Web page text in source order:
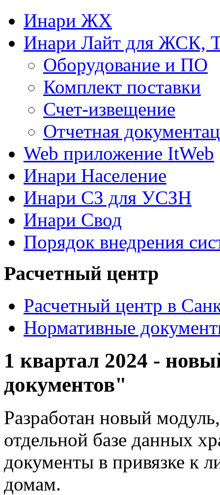
Инари ЖХ
Инари Лайт для
Оборудование и ПО
Комплект поставки
Счет-извещение
Отчетная
Web приложение ItWeb
Инари Население
Инари СЗ для УСЗН
Инари Свод
Порядок внедрения
Расчетный центр
Расчетный центр в
Нормативные
1 квартал 2024 -
документов"
Разработан новый
отдельной базе данных
документы в привязке к
домам.